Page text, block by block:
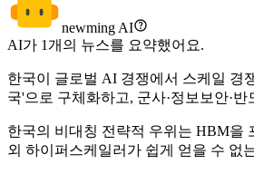
newming AI
AI가 1개의 뉴스를 요약했어요.
한국이 글로벌 AI 경쟁에서 스케일 경
국'으로 구체화하고, 군사·정보보안·
한국의 비대칭 전략적 우위는 HBM을
외 하이퍼스케일러가 쉽게 얻을 수 없